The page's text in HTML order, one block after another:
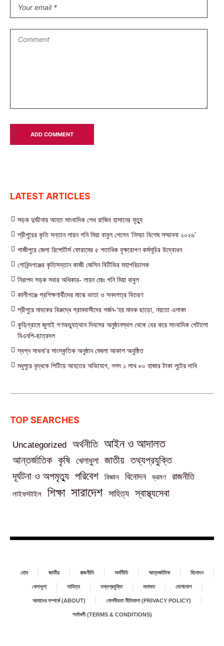
LATEST ARTICLES
সড়ক দুর্ঘটনায় আহত সাংবাদিক শেখ রাজিব হাসানের মৃত্যু
শ্রীপুরের কৃতি সন্তান লায়ন গনি মিয়া বাবুল পেলেন ‘নিসচা বিশেষ সম্মাননা ২০২৬’
গাজীপুরে জেলা রিপোর্টার্স ফোরামের ৫ শতাধিক বৃক্ষরোপণ কর্মসূচির উদ্বোধন
গোবিন্দগঞ্জের কৃতিসন্তান কাজী জেসিন বিটিভির মহাপরিচালক
নিরাপদ সড়ক সবার অধিকার- লায়ন মোঃ গনি মিয়া বাবুল
কালীগঞ্জে প্রশিক্ষণার্থীদের মাঝে ভাতা ও সনদপত্র বিতরণ
শ্রীপুরে মাদকের বিরুদ্ধে গ্রামবাসীদের গর্জন-‘হয় মাদক ছাড়ো, নয়তো এলাকা
কুড়িগ্রামে জুলাই গণঅভ্যুত্থান দিবসের অনুষ্ঠানস্থল থেকে বের করে সাংবাদিক পেটালো
বিএনপি-ছাত্রদল
স্বপ্ন সাধনা’র সাংস্কৃতিক অনুষ্ঠান মেঘলা আকাশ অনুষ্ঠিত
মধুপুরে বৃদ্ধকে পিটিয়ে আহতের অভিযোগ, নগদ ১ লাখ ৮০ হাজার টাকা লুটের দাবি
TOP SEARCHES
Uncategorized অর্থনীতি আইন ও আদালত
আন্তর্জাতিক কৃষি খেলাধুলা জাতীয় তথ্যপ্রযুক্তি
দূর্ঘটনা ও অপমৃত্যু পরিবেশ বিজ্ঞান বিনোদন ভ্রমণ রাজনীতি
লাইফস্টাইল শিক্ষা সারাদেশ সাহিত্য স্বাস্থ্যসেবা
হোম জাতীয় রাজনীতি অর্থনীতি আন্তর্জাতিক বিনোদন
খেলাধুলা সাহিত্য তথ্যপ্রযুক্তি মতামত যোগাযোগ
আমাদের সম্পর্কে (ABOUT) গোপনীয়তা নীতিমালা (PRIVACY POLICY)
শর্তাবলী (TERMS & CONDITIONS)